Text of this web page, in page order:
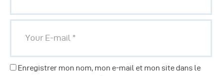
Enregistrer mon nom, mon e-mail et mon site dans le